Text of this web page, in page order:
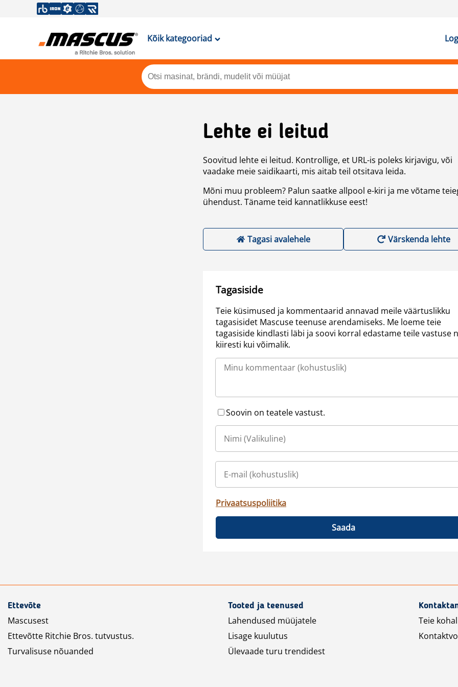
Kõik kategooriad
Lehte ei leitud
Soovitud lehte ei leitud. Kontrollige, et URL-is poleks kirjavigu, või
vaadake meie saidikaarti, mis aitab teil otsitava leida.
Mõni muu probleem? Palun saatke allpool e-kiri ja me võtame
ühendust. Täname teid kannatlikkuse eest!
Tagasi avalehele Värskenda lehte
Tagasiside
Teie küsimused ja kommentaarid annavad meile väärtuslikku
tagasisidet Mascuse teenuse arendamiseks. Me loeme teie
tagasiside kindlasti läbi ja soovi korral edastame teile vastuse
kiiresti kui võimalik.
Soovin on teatele vastust.
Privaatsuspoliitika
Saada
Ettevõte
Mascusest
Ettevõtte Ritchie Bros. tutvustus.
Turvalisuse nõuanded
Tooted ja teenused
Lahendused müüjatele
Lisage kuulutus
Ülevaade turu trendidest
Teie